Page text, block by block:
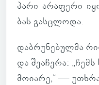
პარი არა­ფერი
ბას გას­ცლოდა.
დაბ­რუ­ნე­ბულმა
და შე­ა­ჩერა:
მო­ი­არე,“ —